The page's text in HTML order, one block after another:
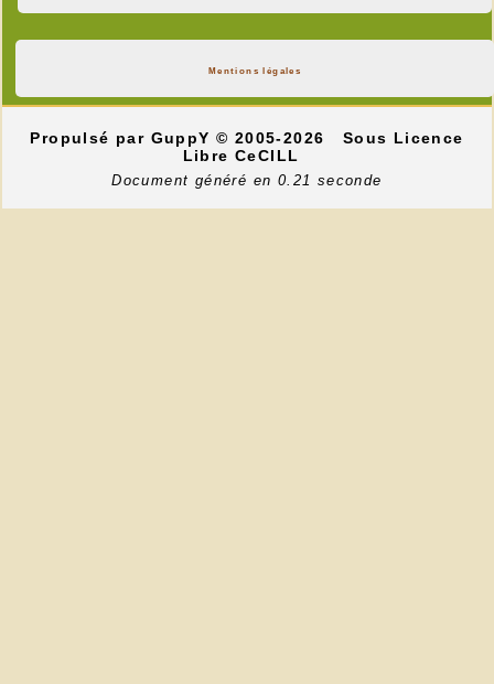
Mentions légales
Propulsé par GuppY© 2005-2026
Sous Licence
Libre CeCILL
Document généré en 0.21 seconde